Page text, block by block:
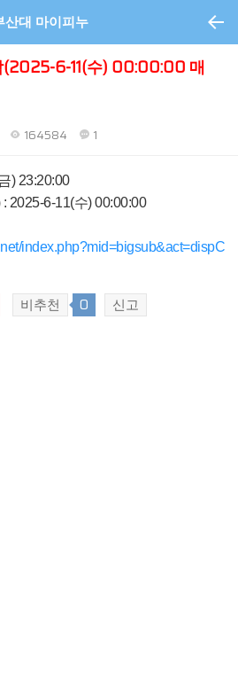
산대 마이피누
6-11(수) 00:00:00 매
164584 1
) 23:20:00
: 2025-6-11(수) 00:00:00
index.php?mid=bigsub&act=dispC
비추천 0 신고